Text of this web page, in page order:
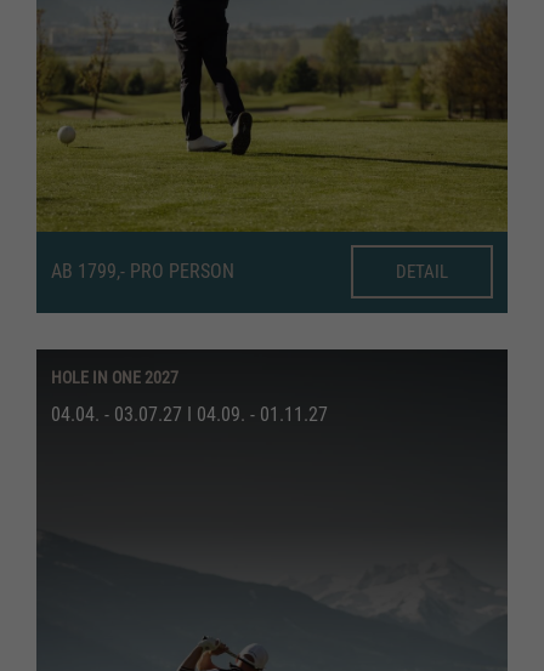
AB 1799,- PRO PERSON DETAIL
HOLE IN ONE 2027
04.04. - 03.07.27 I 04.09. - 01.11.27